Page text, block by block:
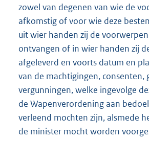
zowel van degenen van wie de
afkomstig of voor wie deze
uit wier handen zij de
ontvangen of in wier handen zij
afgeleverd en voorts datum en
van de machtigingen, consenten,
vergunningen, welke ingevolge
de Wapenverordening aan
verleend mochten zijn, alsmede
de minister mocht worden